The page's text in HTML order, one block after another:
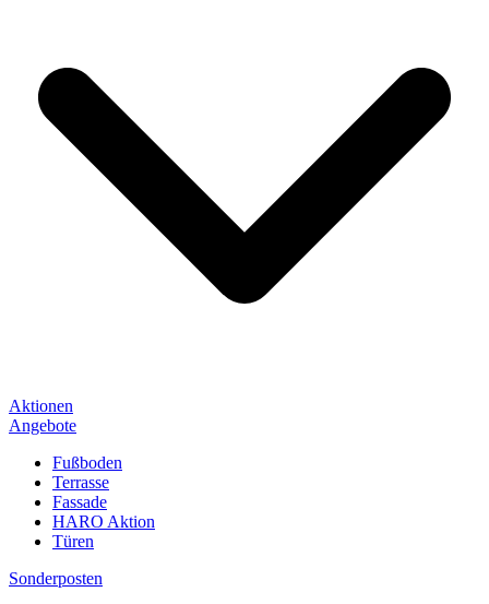
Aktionen
Angebote
Fußboden
Terrasse
Fassade
HARO Aktion
Türen
Sonderposten